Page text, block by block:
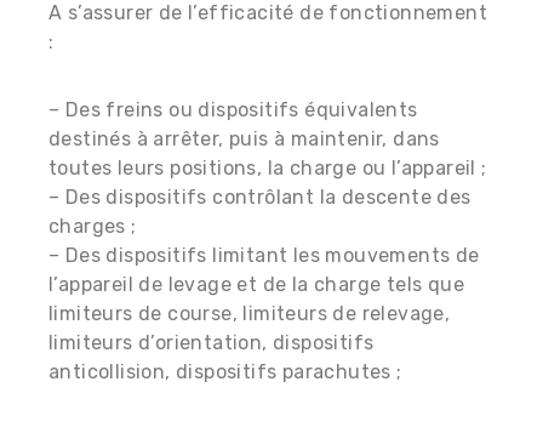
A s’assurer de l’efficacité de fonctionnement
:
– Des freins ou dispositifs équivalents
destinés à arrêter, puis à maintenir, dans
toutes leurs positions, la charge ou l’appareil ;
– Des dispositifs contrôlant la descente des
charges ;
– Des dispositifs limitant les mouvements de
l’appareil de levage et de la charge tels que
limiteurs de course, limiteurs de relevage,
limiteurs d’orientation, dispositifs
anticollision, dispositifs parachutes ;